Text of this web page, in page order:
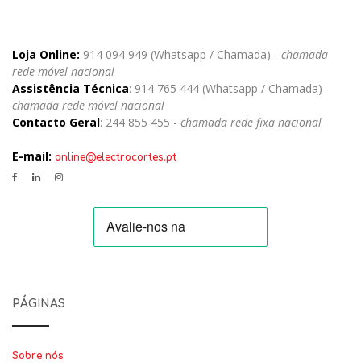
Loja Online: 914 094 949 (Whatsapp / Chamada) - chamada
rede móvel nacional
Assistência Técnica: 914 765 444 (Whatsapp / Chamada) -
chamada rede móvel nacional
Contacto Geral: 244 855 455 - chamada rede fixa nacional
E-mail: online@electrocortes.pt
PÁGINAS
Sobre nós